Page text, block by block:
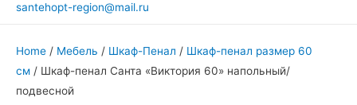
santehopt-region@mail.ru
Home / Мебель / Шкаф-Пенал / Шкаф-пенал размер 60
см / Шкаф-пенал Санта «Виктория 60» напольный/
подвесной